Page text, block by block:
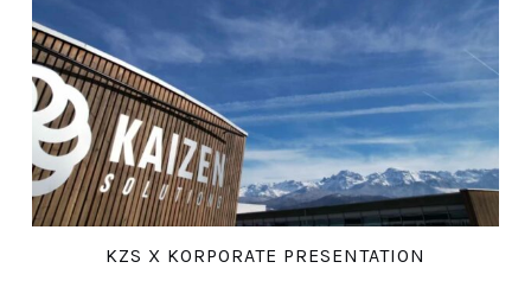
KZS X KORPORATE PRESENTATION